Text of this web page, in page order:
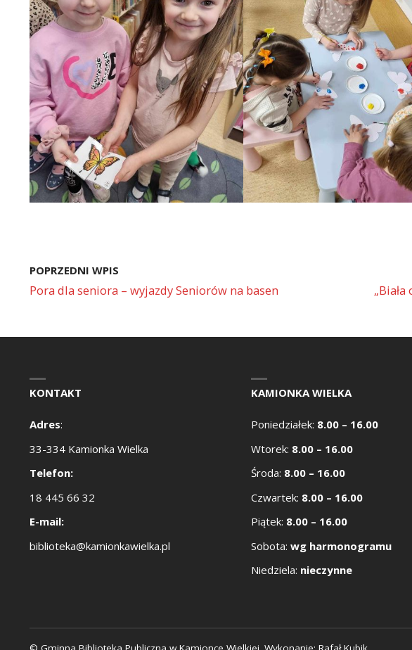
POPRZEDNI WPIS
Pora dla seniora – wyjazdy Seniorów na basen
KONTAKT
Adres:
33-334 Kamionka Wielka
Telefon:
18 445 66 32
E-mail:
biblioteka@kamionkawielka.pl
KAMIONKA WIELKA
Poniedziałek: 8.00 – 16.00
Wtorek: 8.00 – 16.00
Środa: 8.00 – 16.00
Czwartek: 8.00 – 16.00
Piątek: 8.00 – 16.00
Sobota: wg harmonogramu
Niedziela: nieczynne